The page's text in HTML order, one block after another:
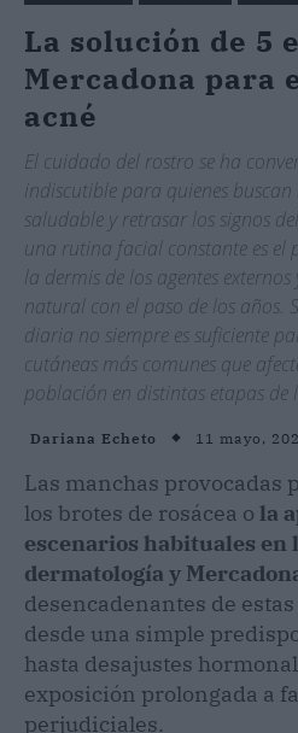
La solución de 5
Mercadona para
acné
El cuidado del rostro se ha
indiscutible para quienes
saludable y retrasar los signos
una rutina facial constante es el
la dermis de los agentes
natural con el paso de los años.
diaria no siempre es suficiente
cutáneas más comunes que
población en distintas etapas de
Dariana Echeto 11 mayo,
Las manchas provocadas
los brotes de rosácea o la
escenarios habituales en
dermatología y
desencadenantes de
desde una simple
hasta desajustes
exposición prolongada a
perjudiciales.